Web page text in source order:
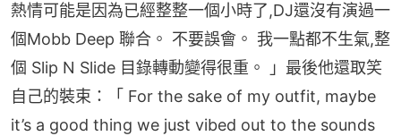
熱情可能是因為已經整整一個小時了,DJ還沒有演過一
個Mobb Deep 聯合。 不要誤會。 我一點都不生氣,整
個 Slip N Slide 目錄轉動變得很重。 」最後他還取笑
自己的裝束：「 For the sake of my outfit, maybe
it’s a good thing we just vibed out to the sounds